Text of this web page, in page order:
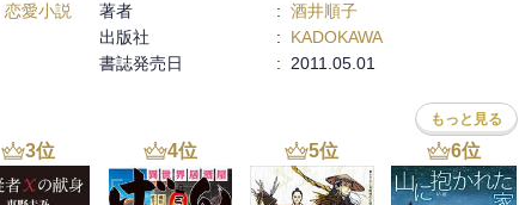
恋愛小説 著者 : 酒井順子
出版社 :
KADOKAWA
書誌発売日 :
2011.05.01
もっと見る
3位 4位 5位 6位